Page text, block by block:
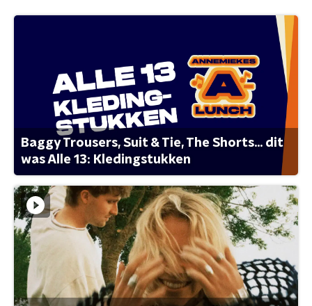
Baggy Trousers, Suit & Tie, The Shorts... dit
was Alle 13: Kledingstukken